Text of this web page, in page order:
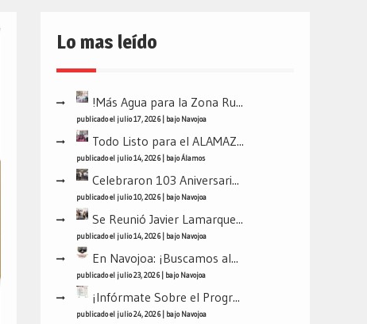
Lo mas leído
!Más Agua para la Zona Ru...
publicado el julio 17, 2026| bajoNavojoa
Todo Listo para el ALAMAZ...
publicado el julio 14, 2026| bajoÁlamos
Celebraron 103 Aniversari...
publicado el julio 10, 2026| bajoNavojoa
Se Reunió Javier Lamarque...
publicado el julio 14, 2026| bajoNavojoa
En Navojoa: ¡Buscamos al...
publicado el julio 23, 2026| bajoNavojoa
¡Infórmate Sobre el Progr...
publicado el julio 24, 2026| bajoNavojoa